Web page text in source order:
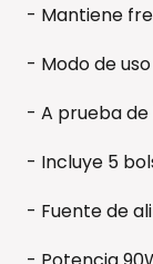
- Mantiene
- Modo de
- A prueba
- Incluye 5
- Fuente de